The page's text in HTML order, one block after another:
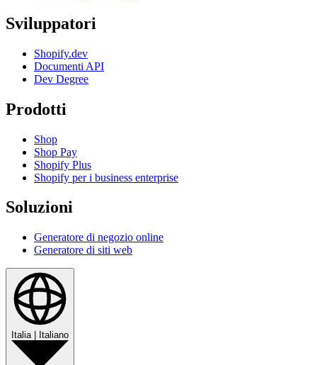
Sviluppatori
Shopify.dev
Documenti API
Dev Degree
Prodotti
Shop
Shop Pay
Shopify Plus
Shopify per i business enterprise
Soluzioni
Generatore di negozio online
Generatore di siti web
Italia| Italiano